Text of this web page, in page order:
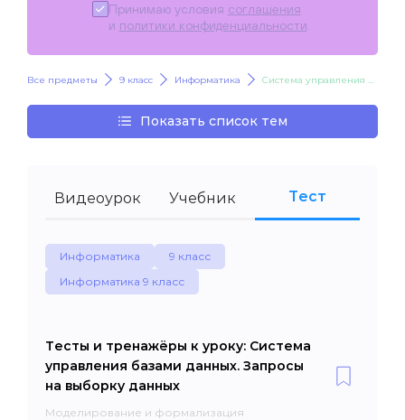
Принимаю условия соглашения
и политики конфиденциальности
Все предметы 9 класс Информатика Система управления базами данных. Запросы на выборку данных
Показать список тем
Видеоурок Учебник Тест
Информатика
9 класс
Информатика 9 класс
Тесты и тренажёры к уроку: Система
управления базами данных. Запросы
на выборку данных
Моделирование и формализация